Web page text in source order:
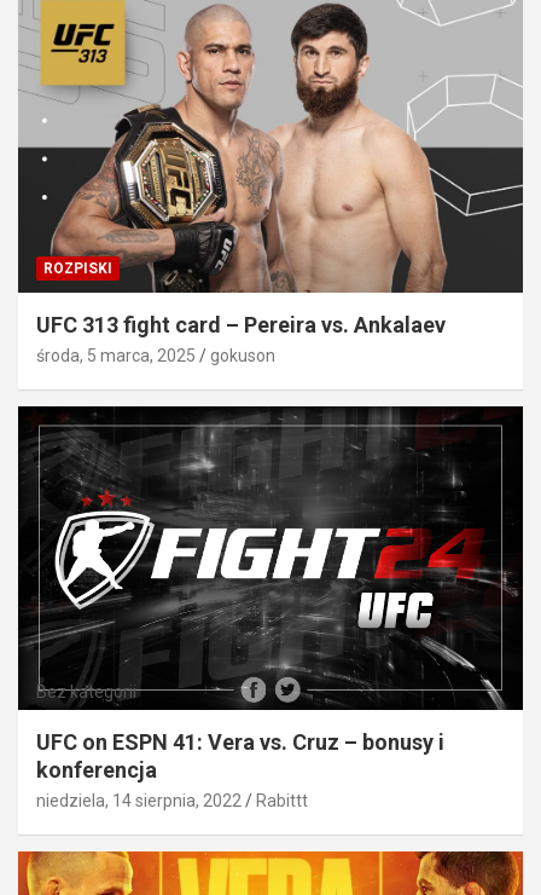
ROZPISKI
UFC 313 fight card – Pereira vs. Ankalaev
środa, 5 marca, 2025 gokuson
Bez kategorii
UFC on ESPN 41: Vera vs. Cruz – bonusy i
konferencja
niedziela, 14 sierpnia, 2022 Rabittt